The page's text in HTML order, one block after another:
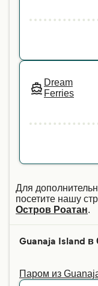
Dream
Ferries
Для
посетите нашу
Остров Роатан.
Guanaja Island в
Паром из